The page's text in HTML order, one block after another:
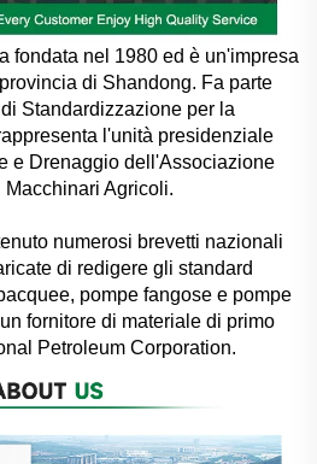
fondata nel 1980 ed è un'impresa
di Shandong. Fa parte
Standardizzazione per la
l'unità presidenziale
e Drenaggio dell'Associazione
Agricoli.
numerosi brevetti nazionali
di redigere gli standard
pompe fangose e pompe
fornitore di materiale di primo
Petroleum Corporation.